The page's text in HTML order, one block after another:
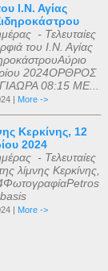
Ι.Ν. Αγίας
- Τελευταίες
του Ι.Ν. Αγίας
2024ΟΡΘΡΟΣ
08:15 ΜΕ...
| More ->
Κερκίνης, 12
2024
- Τελευταίες
λίμνης Κερκίνης,
| More ->